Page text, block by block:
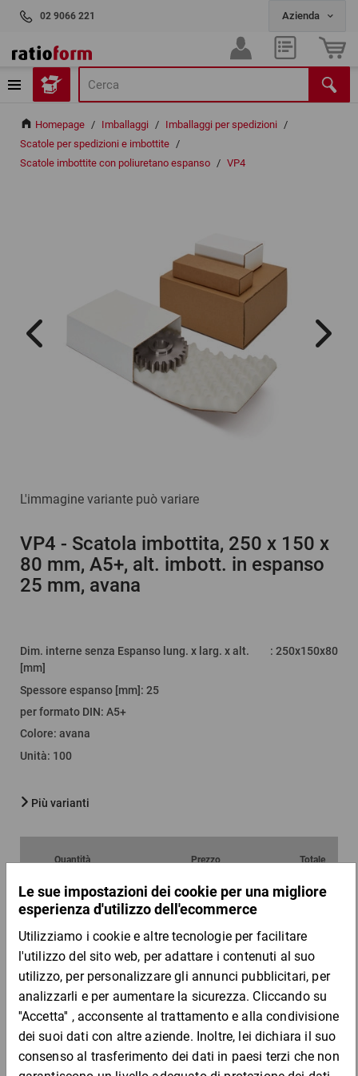
02 9066 221
Homepage / Imballaggi / Imballaggi per spedizioni /
Scatole per spedizioni e imbottite /
Scatole imbottite con poliuretano espanso / VP4
L'immagine variante può variare
VP4 - Scatola imbottita, 250 x 150 x
80 mm, A5+, alt. imbott. in espanso
25 mm, avana
Dim. interne senza Espanso lung. x larg. x alt.
[mm]
: 250x150x80
Spessore espanso [mm]: 25
per formato DIN: A5+
Colore: avana
Unità: 100
Più varianti
Quantità Prezzo Totale
Da 1
3,47 € 2,57 €
per 1 Pezzo
Campione